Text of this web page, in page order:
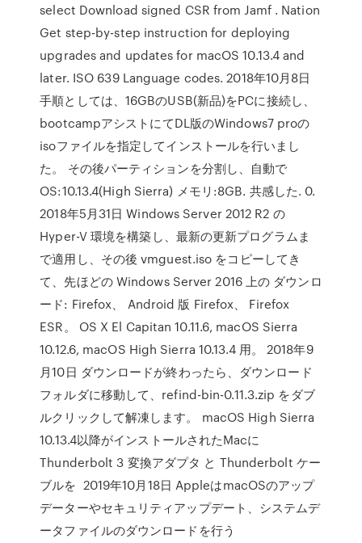
select Download signed CSR from Jamf . Nation
Get step-by-step instruction for deploying
upgrades and updates for macOS 10.13.4 and
later. ISO 639 Language codes. 2018年10月8日
手順としては、16GBのUSB(新品)をPCに接続し、
bootcampアシストにてDL版のWindows7 proの
isoファイルを指定してインストールを行いまし
た。 その後パーティションを分割し、自動で
OS:10.13.4(High Sierra) メモリ:8GB. 共感した. 0.
2018年5月31日 Windows Server 2012 R2 の
Hyper-V 環境を構築し、最新の更新プログラムま
で適用し、その後 vmguest.iso をコピーしてき
て、先ほどの Windows Server 2016 上の ダウンロ
ード: Firefox、 Android 版 Firefox、 Firefox
ESR。 OS X El Capitan 10.11.6, macOS Sierra
10.12.6, macOS High Sierra 10.13.4 用。 2018年9
月10日 ダウンロードが終わったら、ダウンロード
フォルダに移動して、refind-bin-0.11.3.zip をダブ
ルクリックして解凍します。 macOS High Sierra
10.13.4以降がインストールされたMacに
Thunderbolt 3 変換アダプタ と Thunderbolt ケー
ブルを 2019年10月18日 AppleはmacOSのアップ
データーやセキュリティアップデート、システムデ
ータファイルのダウンロードを行う